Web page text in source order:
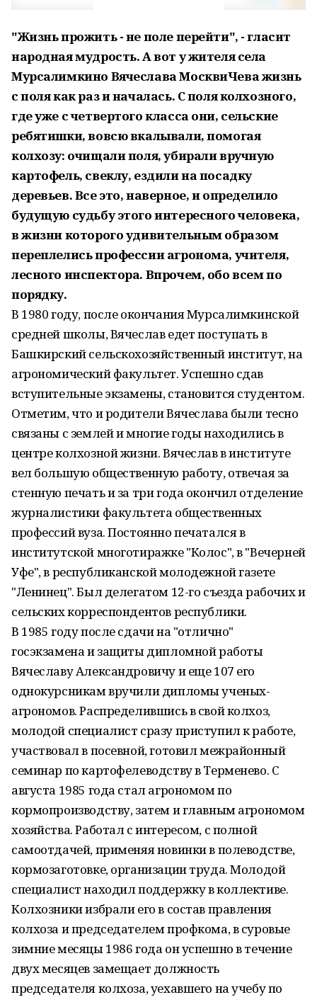
"Жизнь прожить - не поле перейти", - гласит
народная мудрость. А вот у жителя села
Мурсалимкино Вячеслава МосквиЧева жизнь
с поля как раз и началась. С поля колхозного,
где уже с четвертого класса они, сельские
ребятишки, вовсю вкалывали, помогая
колхозу: очищали поля, убирали вручную
картофель, свеклу, ездили на посадку
деревьев. Все это, наверное, и определило
будущую судьбу этого интересного человека,
в жизни которого удивительным образом
переплелись профессии агронома, учителя,
лесного инспектора. Впрочем, обо всем по
порядку.
В 1980 году, после окончания Мурсалимкинской
средней школы, Вячеслав едет поступать в
Башкирский сельскохозяйственный институт, на
агрономический факультет. Успешно сдав
вступительные экзамены, становится студентом.
Отметим, что и родители Вячеслава были тесно
связаны с землей и многие годы находились в
центре колхозной жизни. Вячеслав в институте
вел большую общественную работу, отвечая за
стенную печать и за три года окончил отделение
журналистики факультета общественных
профессий вуза. Постоянно печатался в
институтской многотиражке "Колос", в "Вечерней
Уфе", в республиканской молодежной газете
"Ленинец". Был делегатом 12-го съезда рабочих и
сельских корреспондентов республики.
В 1985 году после сдачи на "отлично"
госэкзамена и защиты дипломной работы
Вячеславу Александровичу и еще 107 его
однокурсникам вручили дипломы ученых-
агрономов. Распределившись в свой колхоз,
молодой специалист сразу приступил к работе,
участвовал в посевной, готовил межрайонный
семинар по картофелеводству в Терменево. С
августа 1985 года стал агрономом по
кормопроизводству, затем и главным агрономом
хозяйства. Работал с интересом, с полной
самоотдачей, применяя новинки в полеводстве,
кормозаготовке, организации труда. Молодой
специалист находил поддержку в коллективе.
Колхозники избрали его в состав правления
колхоза и председателем профкома, в суровые
зимние месяцы 1986 года он успешно в течение
двух месяцев замещает должность
председателя колхоза, уехавшего на учебу по